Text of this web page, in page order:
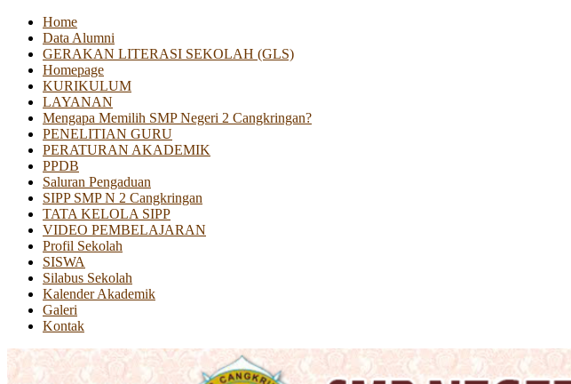
Home
Data Alumni
GERAKAN LITERASI SEKOLAH (GLS)
Homepage
KURIKULUM
LAYANAN
Mengapa Memilih SMP Negeri 2 Cangkringan?
PENELITIAN GURU
PERATURAN AKADEMIK
PPDB
Saluran Pengaduan
SIPP SMP N 2 Cangkringan
TATA KELOLA SIPP
VIDEO PEMBELAJARAN
Profil Sekolah
SISWA
Silabus Sekolah
Kalender Akademik
Galeri
Kontak